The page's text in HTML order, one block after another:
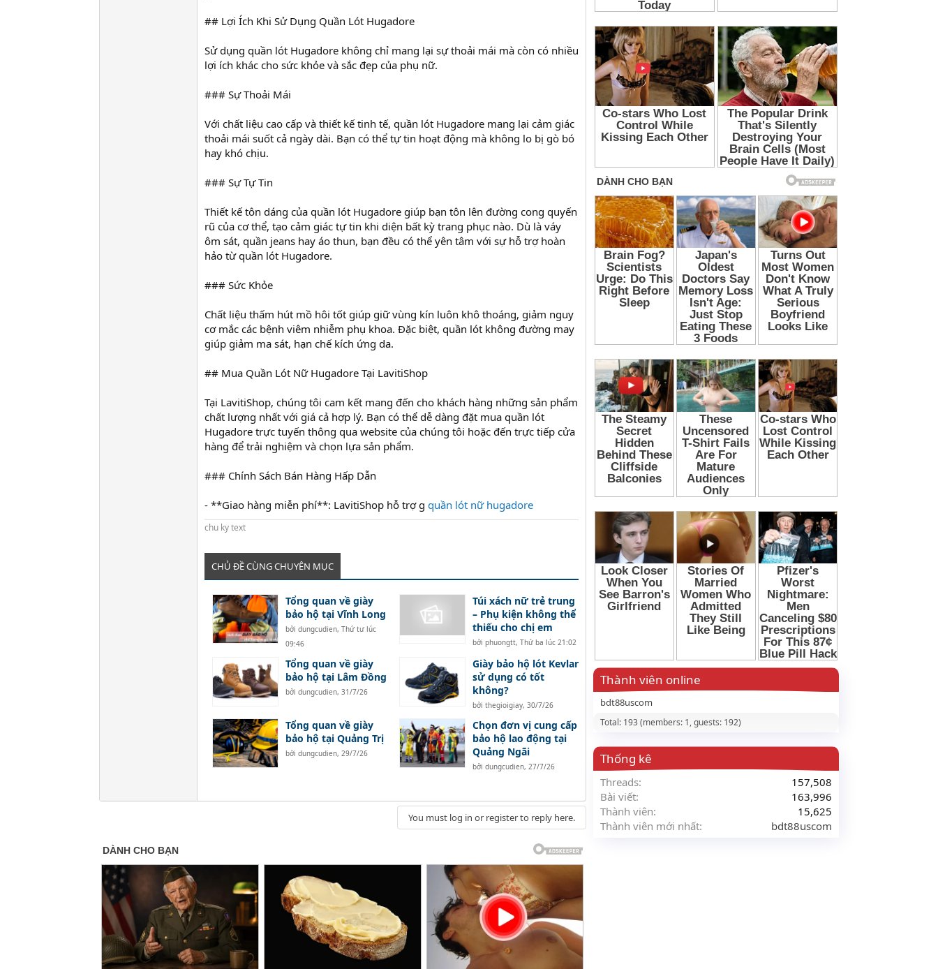
## Lợi Ích Khi Sử Dụng Quần Lót Hugadore
Sử dụng quần lót Hugadore không chỉ mang lại sự thoải mái mà còn có nhiều
lợi ích khác cho sức khỏe và sắc đẹp của phụ nữ.
### Sự Thoải Mái
Với chất liệu cao cấp và thiết kế tinh tế, quần lót Hugadore mang lại cảm giác
thoải mái suốt cả ngày dài. Bạn có thể tự tin hoạt động mà không lo bị gò bó
hay khó chịu.
### Sự Tự Tin
Thiết kế tôn dáng của quần lót Hugadore giúp bạn tôn lên đường cong quyến
rũ của cơ thể, tạo cảm giác tự tin khi diện bất kỳ trang phục nào. Dù là váy
ôm sát, quần jeans hay áo thun, bạn đều có thể yên tâm với sự hỗ trợ hoàn
hảo từ quần lót Hugadore.
### Sức Khỏe
Chất liệu thấm hút mồ hôi tốt giúp giữ vùng kín luôn khô thoáng, giảm nguy
cơ mắc các bệnh viêm nhiễm phụ khoa. Đặc biệt, quần lót không đường may
giúp giảm ma sát, hạn chế kích ứng da.
## Mua Quần Lót Nữ Hugadore Tại LavitiShop
Tại LavitiShop, chúng tôi cam kết mang đến cho khách hàng những sản phẩm
chất lượng nhất với giá cả hợp lý. Bạn có thể dễ dàng đặt mua quần lót
Hugadore trực tuyến thông qua website của chúng tôi hoặc đến trực tiếp cửa
hàng để trải nghiệm và chọn lựa sản phẩm.
### Chính Sách Bán Hàng Hấp Dẫn
- **Giao hàng miễn phí**: LavitiShop hỗ trợ g quần lót nữ hugadore
chu ky text
CHỦ ĐỀ CÙNG CHUYÊN MỤC
Tổng quan về giày
bảo hộ tại Vĩnh Long
bởi dungcudien, Thứ tư lúc
09:46
Túi xách nữ trẻ trung
– Phụ kiện không thể
thiếu cho chị em
bởi phuongtt, Thứ ba lúc 21:02
Tổng quan về giày
bảo hộ tại Lâm Đồng
bởi dungcudien, 31/7/26
Giày bảo hộ lót Kevlar
sử dụng có tốt
không?
bởi thegioigiay, 30/7/26
Tổng quan về giày
bảo hộ tại Quảng Trị
bởi dungcudien, 29/7/26
Chọn đơn vị cung cấp
bảo hộ lao động tại
Quảng Ngãi
bởi dungcudien, 27/7/26
You must log in or register to reply here.
Thành viên online
bdt88uscom
Total: 193 (members: 1, guests: 192)
Thống kê
Threads
157,508
Bài viết
163,996
Thành viên
15,625
Thành viên mới nhất
bdt88uscom